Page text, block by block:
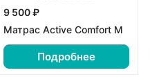
9 500 ₽
Матрас Active Comfort M
Подробнее